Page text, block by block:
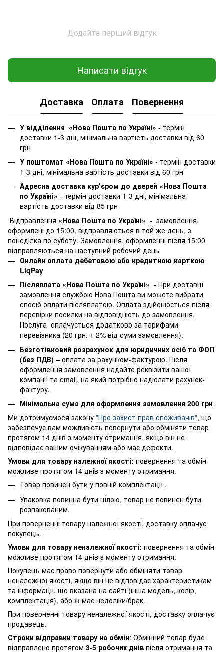
Додайте перший відгук
Написати відгук
Доставка Оплата Повернення
У відділення «Нова Пошта по Україні» - термін
доставки 1-3 дні, мінімальна вартість доставки від 60
грн
У поштомат «Нова Пошта по Україні» - термін доставки
1-3 дні, мінімальна вартість доставки від 60 грн
Адресна доставка курʼєром до дверей «Нова Пошта
по Україні» - термін доставки 1-3 дні, мінімальна
вартість доставки від 85 грн
Відправлення «Нова Пошта по Україні» - замовлення,
оформлені до 15:00, відправляються в той же день, з
понеділка по суботу. Замовлення, оформленні після 15:00
відправляються на наступний робочий день
Онлайн оплата дебетовою або кредитною карткою
LiqPay
Післяплата «Нова Пошта по Україні» - При доставці
замовлення службою Нова Пошта ви можете вибрати
спосіб оплати післяплатою. Оплата здійснюється після
перевірки посилки на відповідність до замовлення.
Послуга оплачується додатково за тарифами
перевізника (20 грн. + 2% від суми замовлення).
Безготівковий розрахунок для юридичних осіб та ФОП
(без ПДВ) – оплата за рахунком-фактурою. Після
оформлення замовлення надайте реквізити вашої
компанії та email, на який потрібно надіслати рахунок-
фактуру.
Мінімальна сума для оформлення замовлення 200 грн
Ми дотримуємося закону "Про захист прав споживачів", що
забезпечує вам можливість повернути або обміняти товар
протягом 14 днів з моменту отримання, якщо він не
відповідає вашим очікуванням або має дефекти.
Умови для товару належної якості: повернення та обмін
можливе протягом 14 днів з моменту отримання.
Товар повинен бути у повній комплектації .
Упаковка повинна бути цілою, товар не повинен бути
розпакованим.
При поверненні товару належної якості, доставку оплачує
покупець.
Умови для товару неналежної якості: повернення та обмін
можливе протягом 14 днів з моменту отримання.
Покупець має право повернути або обміняти товар
неналежної якості, якщо він не відповідає характеристикам
та інформації, що вказана на сайті (інша модель, колір,
комплектація), або ж має недоліки/брак.
При поверненні товару неналежної якості, доставку оплачує
продавець.
Строки відправки товару на обмін: Обмінний товар буде
відправлено протягом 3-5 робочих днів після отримання та